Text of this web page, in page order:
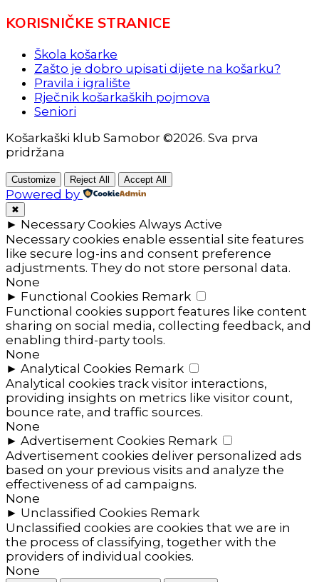
KORISNIČKE STRANICE
Škola košarke
Zašto je dobro upisati dijete na košarku?
Pravila i igralište
Rječnik košarkaških pojmova
Seniori
Košarkaški klub Samobor ©2026. Sva prva
pridržana
Customize Reject All Accept All
Powered by
✖
► Necessary Cookies Always Active
Necessary cookies enable essential site features
like secure log-ins and consent preference
adjustments. They do not store personal data.
None
► Functional Cookies Remark
Functional cookies support features like content
sharing on social media, collecting feedback, and
enabling third-party tools.
None
► Analytical Cookies Remark
Analytical cookies track visitor interactions,
providing insights on metrics like visitor count,
bounce rate, and traffic sources.
None
► Advertisement Cookies Remark
Advertisement cookies deliver personalized ads
based on your previous visits and analyze the
effectiveness of ad campaigns.
None
► Unclassified Cookies Remark
Unclassified cookies are cookies that we are in
the process of classifying, together with the
providers of individual cookies.
None